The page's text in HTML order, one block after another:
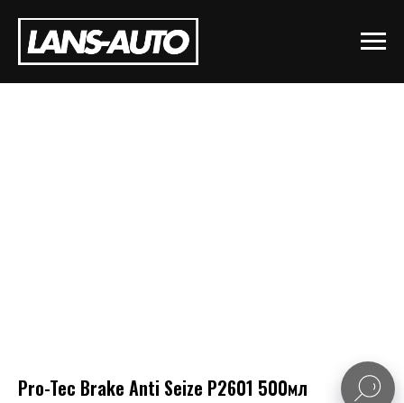
Pro-Tec Brake Anti Seize P2601 500мл